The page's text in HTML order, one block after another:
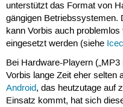
unterstützt das Format von
gängigen Betriebssystemen.
kann Vorbis auch
eingesetzt werden (siehe
Bei Hardware-Playern
Vorbis lange Zeit eher selten
Android, das heutzutage auf
Einsatz kommt, hat sich